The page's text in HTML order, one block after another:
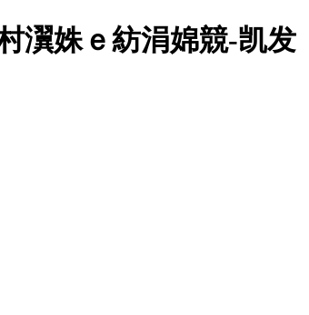
瀷姝ｅ紡涓婂競-凯发